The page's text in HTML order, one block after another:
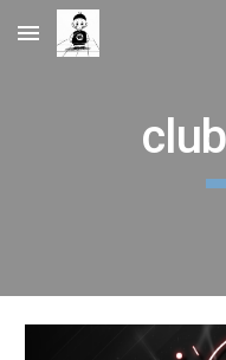
Skip to main content